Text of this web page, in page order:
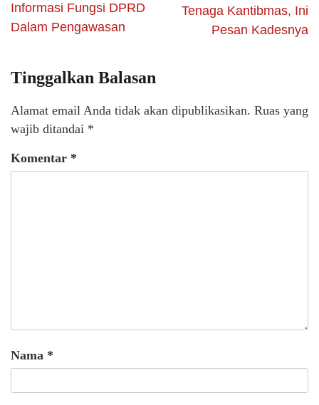
Informasi Fungsi DPRD
Dalam Pengawasan
Tenaga Kantibmas, Ini
Pesan Kadesnya
Tinggalkan Balasan
Alamat email Anda tidak akan dipublikasikan. Ruas yang
wajib ditandai *
Komentar *
Nama *